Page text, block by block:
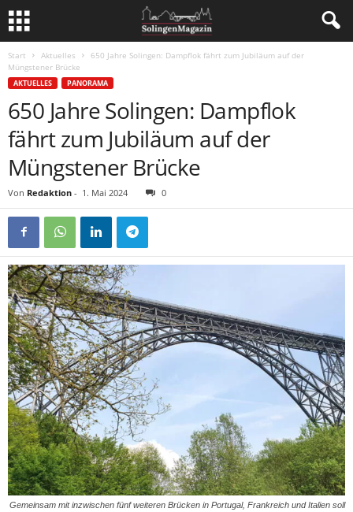
Start Aktuelles
650 Jahre Solingen: Dampflok fährt zum Jubiläum auf der
Müngstener Brücke
AKTUELLES PANORAMA
650 Jahre Solingen: Dampflok
fährt zum Jubiläum auf der
Müngstener Brücke
Von Redaktion - 1. Mai 2024 0
Gemeinsam mit inzwischen fünf weiteren Brücken in Portugal, Frankreich und Italien soll